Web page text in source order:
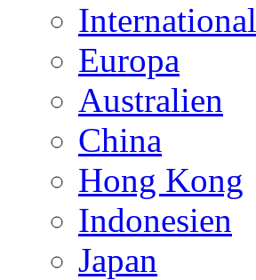
International
Europa
Australien
China
Hong Kong
Indonesien
Japan